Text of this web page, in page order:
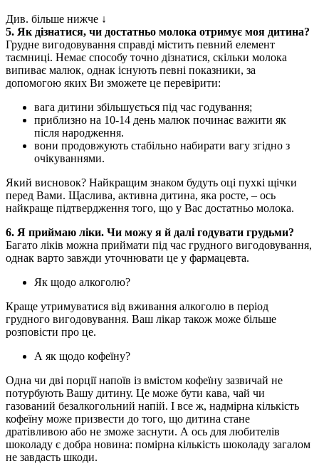
Див. більше нижче ↓
5. Як дізнатися, чи достатньо молока отримує моя дитина?
Грудне вигодовування справді містить певний елемент
таємниці. Немає способу точно дізнатися, скільки молока
випиває малюк, однак існують певні показники, за
допомогою яких Ви зможете це перевірити:
вага дитини збільшується під час годування;
приблизно на 10-14 день малюк починає важити як
після народження.
вони продовжують стабільно набирати вагу згідно з
очікуваннями.
Який висновок? Найкращим знаком будуть оці пухкі щічки
перед Вами. Щаслива, активна дитина, яка росте, – ось
найкраще підтвердження того, що у Вас достатньо молока.
6. Я приймаю ліки. Чи можу я й далі годувати грудьми?
Багато ліків можна приймати під час грудного вигодовування,
однак варто завжди уточнювати це у фармацевта.
Як щодо алкоголю?
Краще утримуватися від вживання алкоголю в період
грудного вигодовування. Ваш лікар також може більше
розповісти про це.
А як щодо кофеїну?
Одна чи дві порції напоїв із вмістом кофеїну зазвичай не
потурбують Вашу дитину. Це може бути кава, чай чи
газований безалкогольний напій. І все ж, надмірна кількість
кофеїну може призвести до того, що дитина стане
дратівливою або не зможе заснути. А ось для любителів
шоколаду є добра новина: помірна кількість шоколаду загалом
не завдасть шкоди.